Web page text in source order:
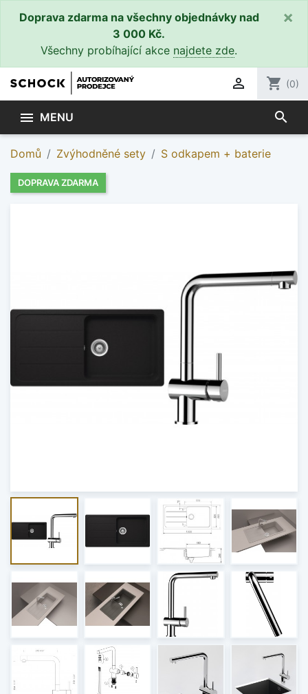
Doprava zdarma na všechny objednávky nad
3 000 Kč.
Všechny probíhající akce najdete zde.
×
 shopping_cart (0)
 MENU search
Domů Zvýhodněné sety S odkapem + baterie
DOPRAVA ZDARMA